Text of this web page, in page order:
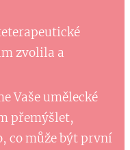
zvolila a
Vaše umělecké
přemýšlet,
co může být první